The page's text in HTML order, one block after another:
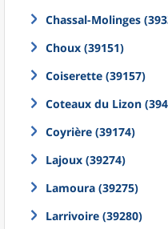
Chassal-Molinges
Choux (39151)
Coiserette (39157)
Coteaux du Lizon
Coyrière (39174)
Lajoux (39274)
Lamoura (39275)
Larrivoire (39280)